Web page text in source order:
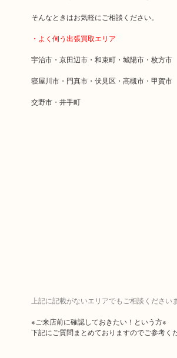
そんなときはお気軽にご相談ください。
・よく伺う出張買取エリア
宇治市・京田辺市・和束町・城陽市・枚方市
寝屋川市・門真市・伏見区・高槻市・甲賀市
交野市・井手町
上記に記載がないエリアでもご相談ください
※ご来店前に確認しておきたい！という方※
下記にご質問まとめておりますのでご参考く